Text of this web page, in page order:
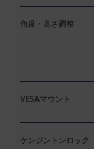
角度・高さ調整
VESAマウント
ケンジントンロック